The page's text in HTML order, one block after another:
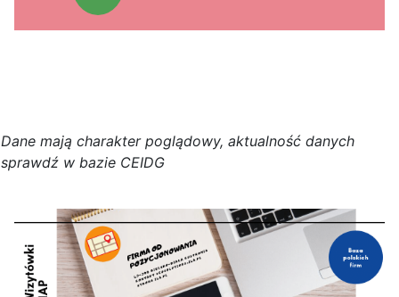
Dane mają charakter poglądowy, aktualność danych
sprawdź w bazie CEIDG